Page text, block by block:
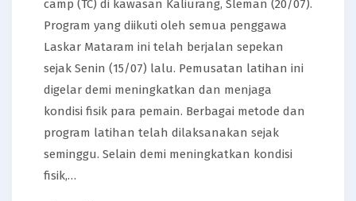
camp (TC) di kawasan Kaliurang, Sleman (20/07).
Program yang diikuti oleh semua penggawa
Laskar Mataram ini telah berjalan sepekan
sejak Senin (15/07) lalu. Pemusatan latihan ini
digelar demi meningkatkan dan menjaga
kondisi fisik para pemain. Berbagai metode dan
program latihan telah dilaksanakan sejak
seminggu. Selain demi meningkatkan kondisi
fisik,…